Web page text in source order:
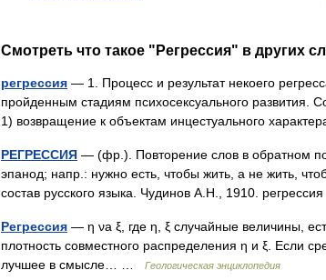
Смотреть что такое "Регрессия" в других
регрессия — 1. Процесс и результат некоего
пройденным стадиям психосексуального развития.
1) возвращение к объектам инцестуального
РЕГРЕССИЯ — (фр.). Повторение слов в обратном
эпанод; напр.: нужно есть, чтобы жить, а не жить,
состав русского языка. Чудинов А.Н., 1910.
Регрессия — η νа ξ, где η, ξ случайные величины,
плотность совместного распределения η и ξ. Если
лучшее в смысле… …
Геологическая энциклопедия